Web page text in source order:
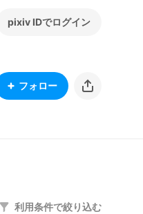
pixiv IDでログイン
フォロー
利用条件で絞り込む